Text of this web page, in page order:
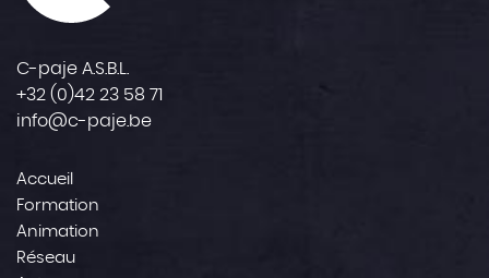
C-paje A.S.B.L.
+32 (0)42 23 58 71
info@c-paje.be
Accueil
Formation
Animation
Réseau